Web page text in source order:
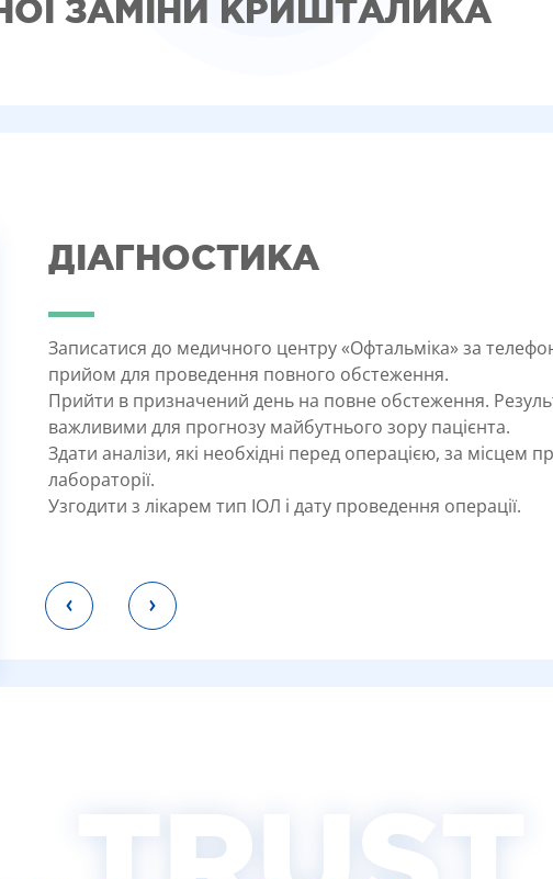
ЗАМІНИ КРИШТАЛИКА
ДІАГНОСТИКА
Записатися до медичного центру «Офтальміка» за
прийом для проведення повного обстеження.
Прийти в призначений день на повне обстеження.
важливими для прогнозу майбутнього зору пацієнта.
Здати аналізи, які необхідні перед операцією, за місцем
лабораторії.
Узгодити з лікарем тип ІОЛ і дату проведення операції.